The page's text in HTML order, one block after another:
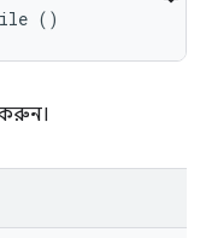
()
করুন।